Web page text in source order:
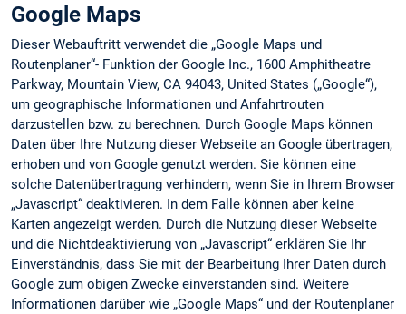
Google Maps
Dieser Webauftritt verwendet die „Google Maps und
Routenplaner“- Funktion der Google Inc., 1600 Amphitheatre
Parkway, Mountain View, CA 94043, United States („Google“),
um geographische Informationen und Anfahrtrouten
darzustellen bzw. zu berechnen. Durch Google Maps können
Daten über Ihre Nutzung dieser Webseite an Google übertragen,
erhoben und von Google genutzt werden. Sie können eine
solche Datenübertragung verhindern, wenn Sie in Ihrem Browser
„Javascript“ deaktivieren. In dem Falle können aber keine
Karten angezeigt werden. Durch die Nutzung dieser Webseite
und die Nichtdeaktivierung von „Javascript“ erklären Sie Ihr
Einverständnis, dass Sie mit der Bearbeitung Ihrer Daten durch
Google zum obigen Zwecke einverstanden sind. Weitere
Informationen darüber wie „Google Maps“ und der Routenplaner